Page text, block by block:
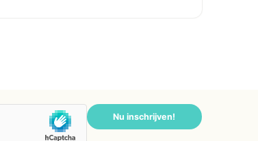
Nu inschrijven!